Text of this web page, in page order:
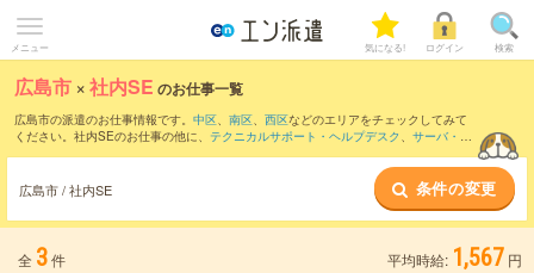
メニュー 気になる! ログイン 検索
広島市 ×社内SE のお仕事一覧
広島市の派遣のお仕事情報です。 中区、 南区、 西区などのエリアをチェックしてみて
ください。社内SEのお仕事の他に、 テクニカルサポート・ヘルプデスク 、 サーバ・ネ
などのこだわり条件で絞り込んでいただけます。職種
辞典：社内SEのお仕事とは？とは？
広島市 / 社内SE 条件の変更
全 3件 平均時給: 1,567 円